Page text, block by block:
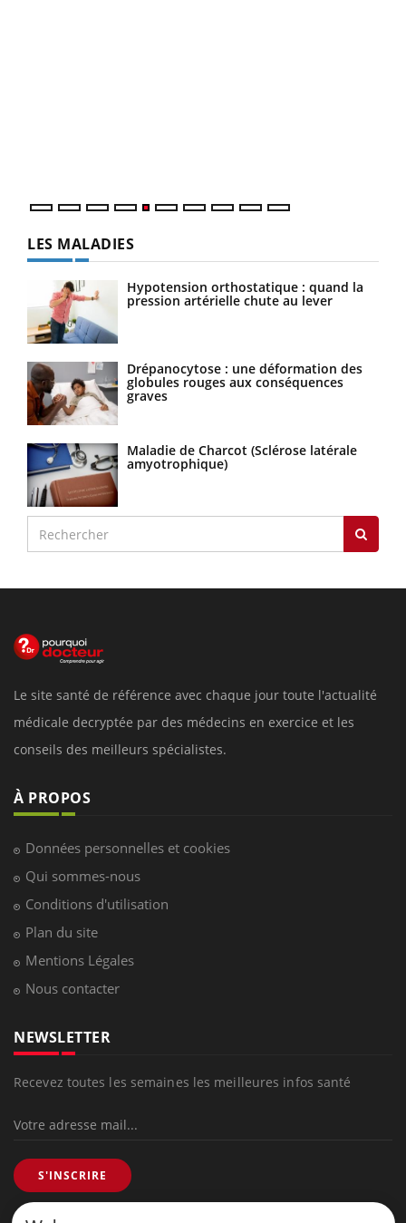
LES MALADIES
Hypotension orthostatique : quand la
pression artérielle chute au lever
Drépanocytose : une déformation des
globules rouges aux conséquences
graves
Maladie de Charcot (Sclérose latérale
amyotrophique)
Le site santé de référence avec chaque jour toute l'actualité
médicale decryptée par des médecins en exercice et les
conseils des meilleurs spécialistes.
À PROPOS
Données personnelles et cookies
Qui sommes-nous
Conditions d'utilisation
Plan du site
Mentions Légales
Nous contacter
NEWSLETTER
Recevez toutes les semaines les meilleures infos santé
S'INSCRIRE